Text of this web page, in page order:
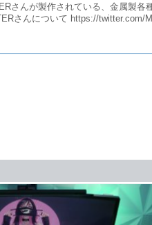
さんが製作されている、金属製各
さんについて https://twitter.com/